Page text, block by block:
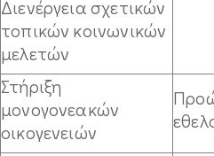
Διενέργεια σχετικών
τοπικών κοινωνικών
μελετών
Στήριξη
μονογονεακών
οικογενειών